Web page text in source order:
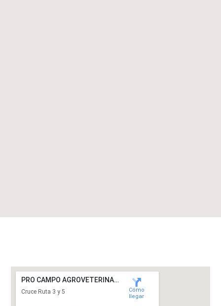
PRO CAMPO AGROVETERINARIA
Cruce Ruta 3 y 5
Cómo
llegar